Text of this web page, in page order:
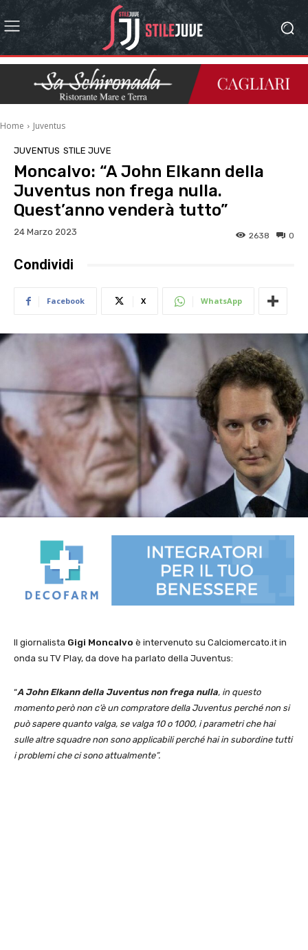
Home Juventus
JUVENTUS STILE JUVE
Moncalvo: “A John Elkann della
Juventus non frega nulla.
Quest’anno venderà tutto”
24 Marzo 2023 0
2638
Condividi
Facebook X WhatsApp
Il giornalista Gigi Moncalvo è intervenuto su Calciomercato.it in
onda su TV Play, da dove ha parlato della Juventus:
“A John Elkann della Juventus non frega nulla, in questo
momento però non c’è un compratore della Juventus perché non si
può sapere quanto valga, se valga 10 o 1000, i parametri che hai
sulle altre squadre non sono applicabili perché hai in subordine tutti
i problemi che ci sono attualmente”.